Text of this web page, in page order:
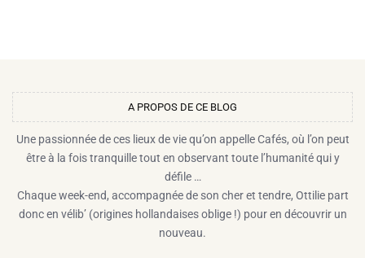
A PROPOS DE CE BLOG​
Une passionnée de ces lieux de vie qu’on appelle Cafés, où l’on peut
être à la fois tranquille tout en observant toute l’humanité qui y
défile …
Chaque week-end, accompagnée de son cher et tendre, Ottilie part
donc en vélib’ (origines hollandaises oblige !) pour en découvrir un
nouveau.